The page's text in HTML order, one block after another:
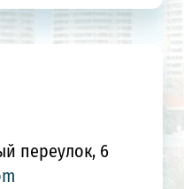
переулок, 6